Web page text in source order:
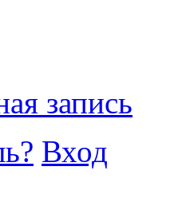
запись
Вход